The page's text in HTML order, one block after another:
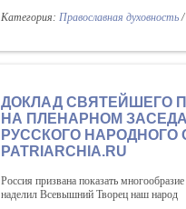
Категория: Православная духовность/
ДОКЛАД СВЯТЕЙШЕГО
НА ПЛЕНАРНОМ
РУССКОГО НАРОДНОГО
PATRIARCHIA.RU
Россия призвана показать
наделил Всевышний Творец наш народ